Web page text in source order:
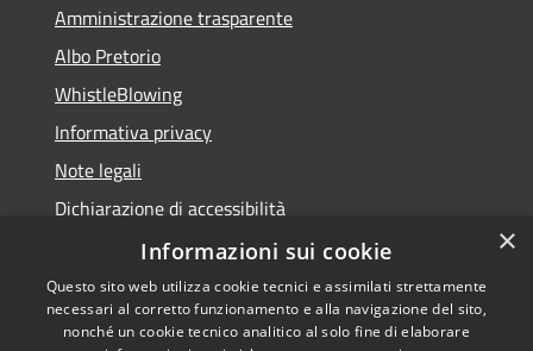
Amministrazione trasparente
Albo Pretorio
WhistleBlowing
Informativa privacy
Note legali
Dichiarazione di accessibilità
Copyright © 2026 • Città di
×
Informazioni sui cookie
Questo sito web utilizza cookie tecnici e assimilati strettamente
necessari al corretto funzionamento e alla navigazione del sito,
nonché un cookie tecnico analitico al solo fine di elaborare